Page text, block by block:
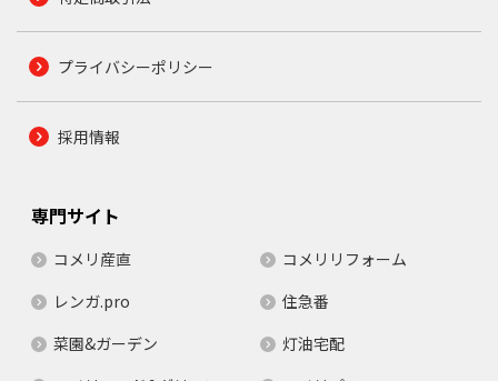
プライバシーポリシー
採用情報
専門サイト
コメリ産直
コメリリフォーム
レンガ.pro
住急番
菜園&ガーデン
灯油宅配